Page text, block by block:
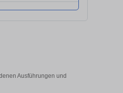
Ausführungen und